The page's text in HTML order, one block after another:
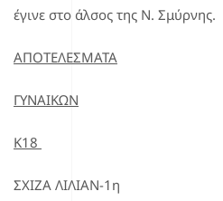
έγινε στο άλσος της Ν. Σμύρνης.
ΑΠΟΤΕΛΕΣΜΑΤΑ
ΓΥΝΑΙΚΩΝ
Κ18
ΣΧΙΖΑ ΛΙΛΙΑΝ-1η